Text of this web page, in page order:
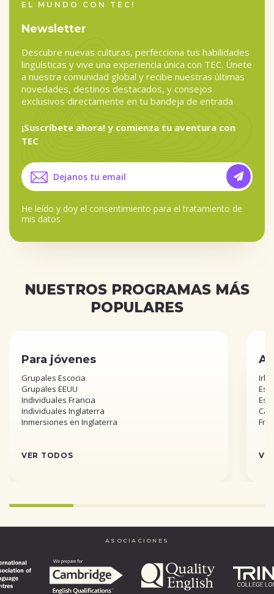
EL MUNDO CON TEC!
Newsletter
Descubre nuevas culturas, perfecciona tus habilidades
lingüísticas y vive una experiencia única con TEC. Únete
a nuestra comunidad global y recibe nuestras últimas
novedades, destinos destacados, y consejos
exclusivos directamente en tu bandeja de entrada
¡Suscríbete ahora! y comienza tu aventura con
TEC
He leído y doy el consentimiento para el tratamiento de
mis datos
NUESTROS PROGRAMAS MÁS
POPULARES
Para jóvenes
Grupales Escocia
Grupales EEUU
Individuales Francia
Individuales Inglaterra
Inmersiones en Inglaterra
VER TODOS
Infinity%
completed
ASOCIACIONES